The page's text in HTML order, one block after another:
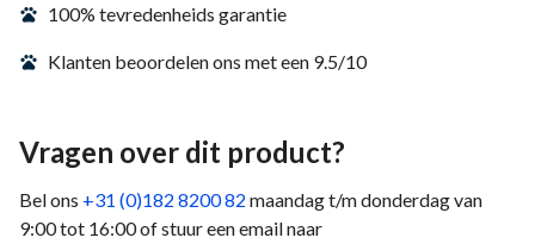
100% tevredenheids garantie
Klanten beoordelen ons met een 9.5/10
Vragen over dit product?
Bel ons +31 (0)182 8200 82 maandag t/m donderdag van
9:00 tot 16:00 of stuur een email naar